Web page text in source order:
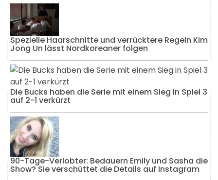
Spezielle Haarschnitte und verrücktere Regeln Kim
Jong Un lässt Nordkoreaner folgen
Die Bucks haben die Serie mit einem Sieg in Spiel 3
auf 2-1 verkürzt
90-Tage-Verlobter: Bedauern Emily und Sasha die
Show? Sie verschüttet die Details auf Instagram